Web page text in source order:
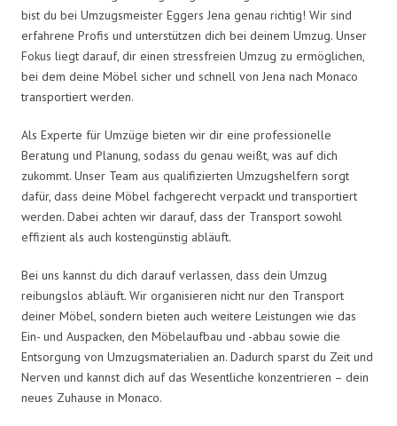
bist du bei Umzugsmeister Eggers Jena genau richtig! Wir sind
erfahrene Profis und unterstützen dich bei deinem Umzug. Unser
Fokus liegt darauf, dir einen stressfreien Umzug zu ermöglichen,
bei dem deine Möbel sicher und schnell von Jena nach Monaco
transportiert werden.
Als Experte für Umzüge bieten wir dir eine professionelle
Beratung und Planung, sodass du genau weißt, was auf dich
zukommt. Unser Team aus qualifizierten Umzugshelfern sorgt
dafür, dass deine Möbel fachgerecht verpackt und transportiert
werden. Dabei achten wir darauf, dass der Transport sowohl
effizient als auch kostengünstig abläuft.
Bei uns kannst du dich darauf verlassen, dass dein Umzug
reibungslos abläuft. Wir organisieren nicht nur den Transport
deiner Möbel, sondern bieten auch weitere Leistungen wie das
Ein- und Auspacken, den Möbelaufbau und -abbau sowie die
Entsorgung von Umzugsmaterialien an. Dadurch sparst du Zeit und
Nerven und kannst dich auf das Wesentliche konzentrieren – dein
neues Zuhause in Monaco.